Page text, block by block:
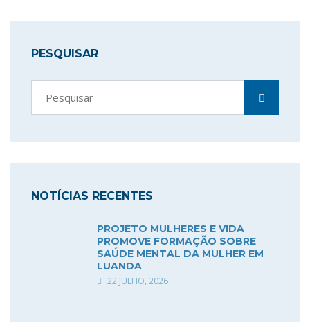
PESQUISAR
NOTÍCIAS RECENTES
PROJETO MULHERES E VIDA
PROMOVE FORMAÇÃO SOBRE
SAÚDE MENTAL DA MULHER EM
LUANDA
22 JULHO, 2026